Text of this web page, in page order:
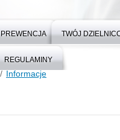
PREWENCJA TWÓJ
REGULAMINY
Informacje